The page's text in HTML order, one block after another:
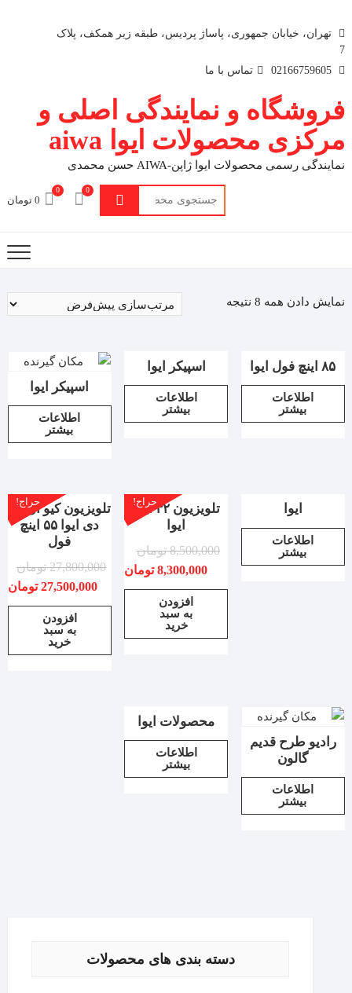
تهران، خیابان جمهوری، پاساژ پردیس، طبقه زیر همکف، پلاک
7
تماس با ما
فروشگاه و نمایندگی اصلی و
مرکزی محصولات ایوا aiwa
نمایندگی رسمی محصولات ایوا ژاپن-AIWA حسن محمدی
جستجو
برای:
0
0 تومان
0
نمایش دادن همه 8 نتیجه
۸۵ اینچ فول ایوا
اطلاعات
بیشتر
اسپیکر ایوا
اطلاعات
بیشتر
اسپیکر ایوا
اطلاعات
بیشتر
ایوا
اطلاعات
بیشتر
حراج!
تلویزیون ۳۲ اینچ
ایوا
8,500,000 تومان
8,300,000 تومان
افزودن
به سبد
خرید
حراج!
تلویزیون کیو ال یی
دی ایوا ۵۵ اینچ
فول
27,800,000 تومان
27,500,000 تومان
افزودن
به سبد
خرید
رادیو طرح قدیم
گالون
اطلاعات
بیشتر
محصولات ایوا
اطلاعات
بیشتر
دسته بندی های محصولات